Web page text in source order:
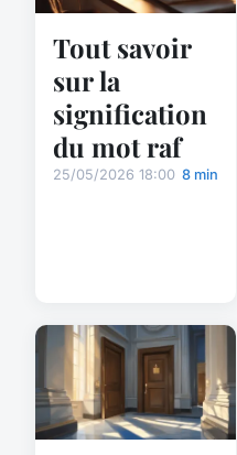
Tout savoir
sur la
signification
du mot raf
25/05/2026 18:00 8 min